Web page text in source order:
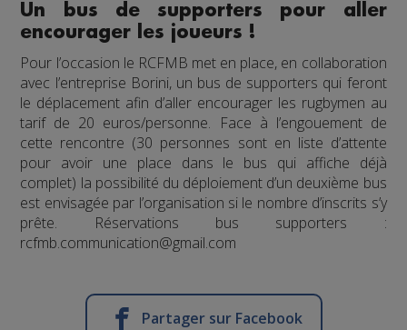
Un bus de supporters pour aller
encourager les joueurs !
Pour l’occasion le RCFMB met en place, en collaboration
avec l’entreprise Borini, un bus de supporters qui feront
le déplacement afin d’aller encourager les rugbymen au
tarif de 20 euros/personne. Face à l’engouement de
cette rencontre (30 personnes sont en liste d’attente
pour avoir une place dans le bus qui affiche déjà
complet) la possibilité du déploiement d’un deuxième bus
est envisagée par l’organisation si le nombre d’inscrits s’y
prête. Réservations bus supporters :
rcfmb.communication@gmail.com
Partager sur Facebook